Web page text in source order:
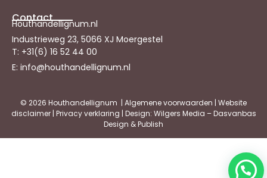
Contact
Houthandellignum.nl
Industrieweg 23, 5066 XJ Moergestel
T: +31(6) 16 52 44 00
E: info@houthandellignum.nl
© 2026 Houthandellignum | Algemene voorwaarden | Website
disclaimer| Privacy verklaring | Design: Wilgers Media – Dasvanbas
Design & Publish